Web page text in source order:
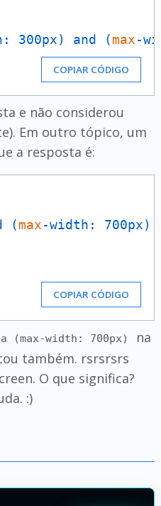
300px) and (max-
COPIAR CÓDIGO
e não considerou
Em outro tópico, um
a resposta é:
(max-width: 700px)
COPIAR CÓDIGO
(max-width: 700px)
na
também. rsrsrsrs
O que significa?
:)